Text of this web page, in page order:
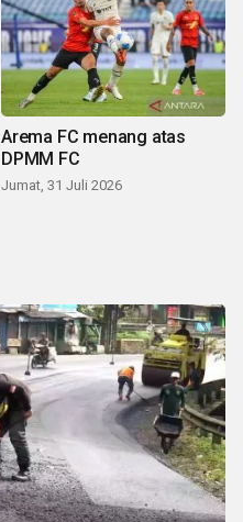
Arema FC menang atas
DPMM FC
Jumat, 31 Juli 2026